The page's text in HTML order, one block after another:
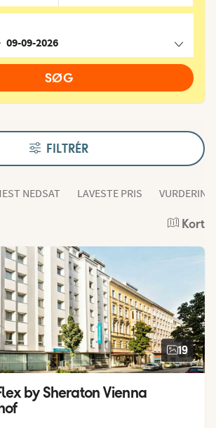
09-09-2026
SØG
FILTRÉR
NEDSAT LAVESTE PRIS VURDERING
Kort
19
by Sheraton Vienna